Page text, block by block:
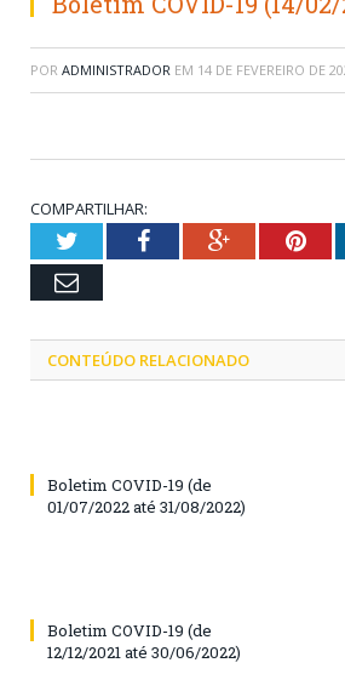
POR ADMINISTRADOR EM 14 DE FEVEREIRO DE
COMPARTILHAR:
TwitterFacebookGoogle+
Email
CONTEÚDO RELACIONADO
Boletim COVID-19 (de
01/07/2022 até 31/08/2022)
Boletim COVID-19 (de
12/12/2021 até 30/06/2022)